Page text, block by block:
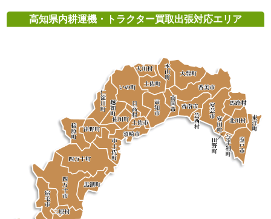
高知県内耕運機・トラクター買取出張対応エリア